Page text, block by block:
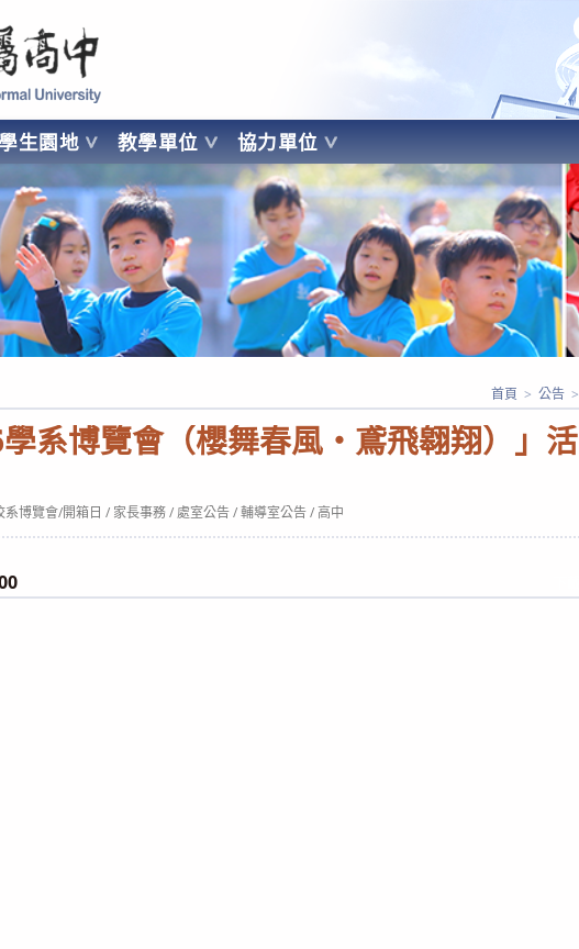
University
生園地 教學單位 協力單位
UNIVERSITY
系博覽會（櫻舞春風・鳶飛翱翔）」活
首頁 > 公告 >
系博覽會/開箱日 / 家長事務 / 處室公告 / 輔導室公告 / 高中